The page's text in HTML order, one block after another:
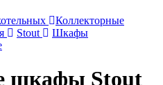
Коллекторные
Stout
Шкафы
шкафы Stout